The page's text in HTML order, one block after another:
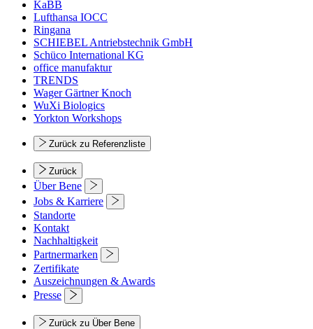
KaBB
Lufthansa IOCC
Ringana
SCHIEBEL Antriebstechnik GmbH
Schüco International KG
office manufaktur
TRENDS
Wager Gärtner Knoch
WuXi Biologics
Yorkton Workshops
Zurück zu Referenzliste
Zurück
Über Bene
Jobs & Karriere
Standorte
Kontakt
Nachhaltigkeit
Partnermarken
Zertifikate
Auszeichnungen & Awards
Presse
Zurück zu Über Bene